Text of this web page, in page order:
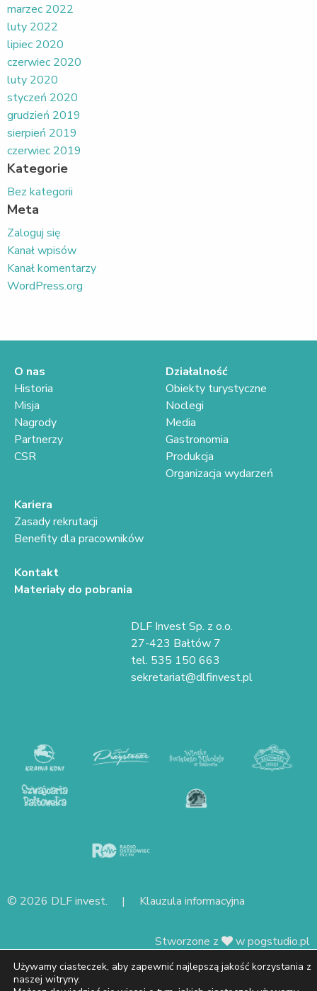
marzec 2022
luty 2022
lipiec 2020
czerwiec 2020
luty 2020
styczeń 2020
grudzień 2019
sierpień 2019
czerwiec 2019
Kategorie
Bez kategorii
Meta
Zaloguj się
Kanał wpisów
Kanał komentarzy
WordPress.org
O nas
Historia
Misja
Nagrody
Partnerzy
CSR
Działalność
Obiekty turystyczne
Noclegi
Media
Gastronomia
Produkcja
Organizacja wydarzeń
Kariera
Zasady rekrutacji
Benefity dla pracowników
Kontakt
Materiały do pobrania
DLF Invest Sp. z o.o.
27-423 Bałtów 7
tel. 535 150 663
sekretariat@dlfinvest.pl
© 2026 DLF invest. | Klauzula informacyjna
Stworzone z wpogstudio.pl
Używamy ciasteczek, aby zapewnić najlepszą jakość korzystania z
naszej witryny.